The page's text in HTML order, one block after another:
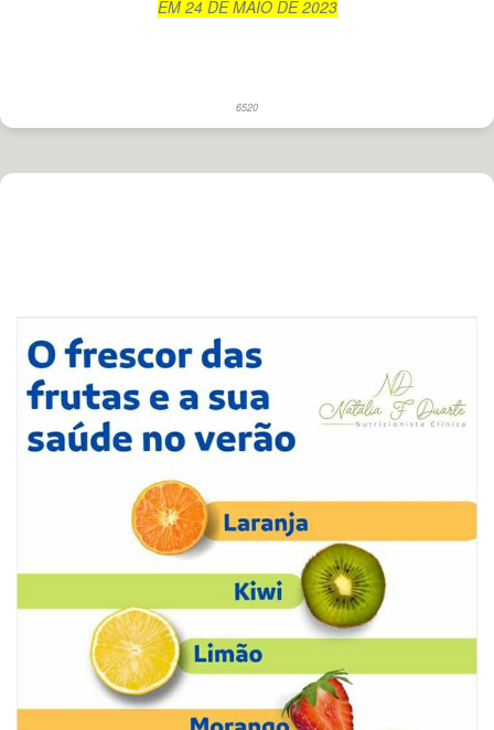
EM 24 DE MAIO DE 2023
6520